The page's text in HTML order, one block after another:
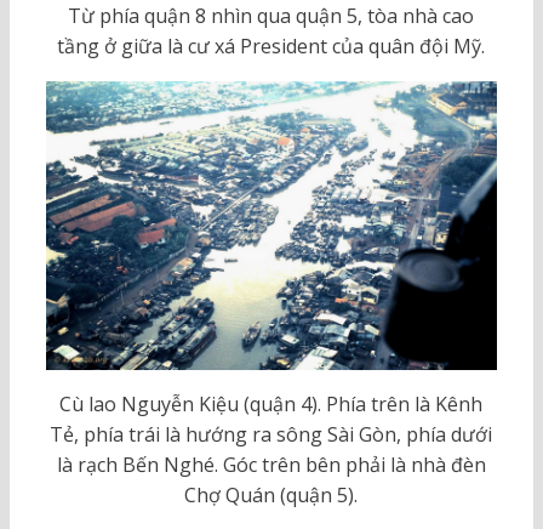
Từ phía quận 8 nhìn qua quận 5, tòa nhà cao
tầng ở giữa là cư xá President của quân đội Mỹ.
Cù lao Nguyễn Kiệu (quận 4). Phía trên là Kênh
Tẻ, phía trái là hướng ra sông Sài Gòn, phía dưới
là rạch Bến Nghé. Góc trên bên phải là nhà đèn
Chợ Quán (quận 5).